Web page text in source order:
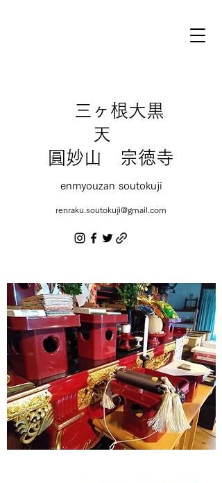
三ヶ根大黒
天
圓妙山 宗徳寺
enmyouzan soutokuji
renraku.soutokuji@gmail.com